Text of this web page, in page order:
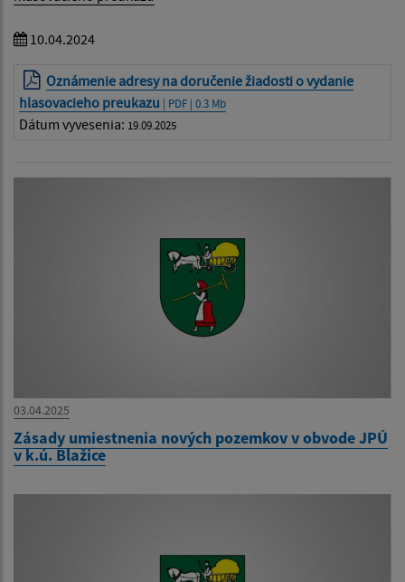
10.04.2024
Oznámenie adresy na doručenie žiadosti o vydanie
hlasovacieho preukazu | PDF | 0.3 Mb
Dátum vyvesenia: 19.09.2025
03.04.2025
Zásady umiestnenia nových pozemkov v obvode JPÚ
v k.ú. Blažice